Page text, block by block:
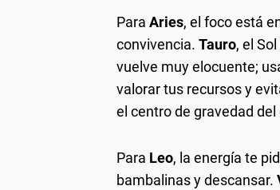
Para Aries, el foco está
convivencia. Tauro, el
vuelve muy elocuente;
valorar tus recursos y
el centro de gravedad
Para Leo, la energía te
bambalinas y descansar.